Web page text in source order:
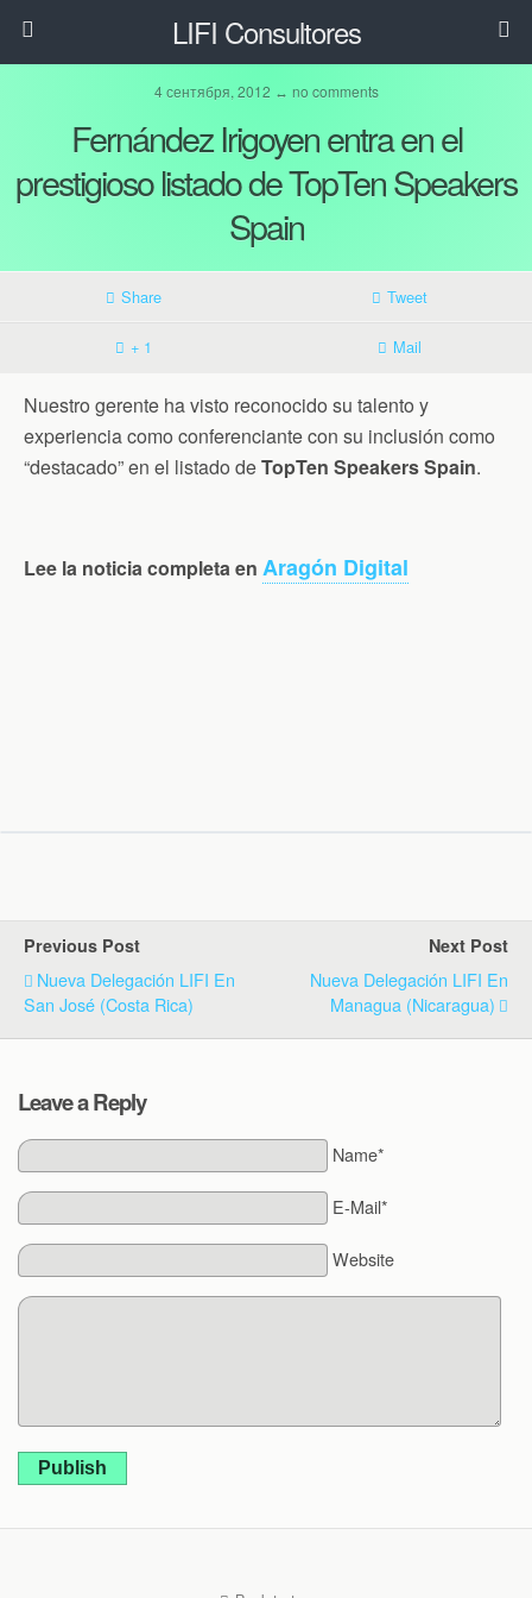
LIFI Consultores
4 сентября, 2012 ↔ no comments
Fernández Irigoyen entra en el
prestigioso listado de TopTen Speakers
Spain
Share Tweet
+ 1 Mail
Nuestro gerente ha visto reconocido su talento y
experiencia como conferenciante con su inclusión como
“destacado” en el listado deTopTen Speakers Spain.
Lee la noticia completa en Aragón Digital
Previous Post
Nueva Delegación LIFI En
San José (Costa Rica)
Next Post
Nueva Delegación LIFI En
Managua (Nicaragua)
Leave a Reply
Name*
E-Mail*
Website
Publish